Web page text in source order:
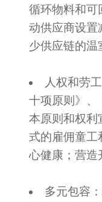
循环物料和可
动供应商设置
少供应链的温
人权和劳
十项原则》、
本原则和权利
式的雇佣童工
心健康；营造
多元包容